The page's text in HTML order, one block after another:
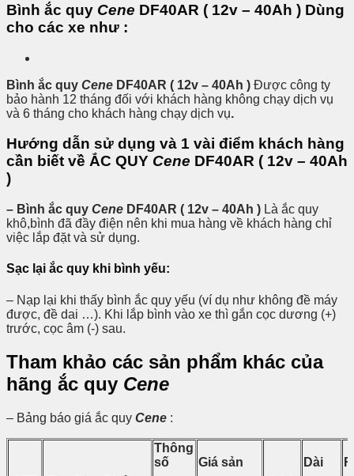
Bình ắc quy Cene DF40AR ( 12v – 40Ah ) Dùng
cho các xe như :
Bình ắc quy Cene DF40AR ( 12v – 40Ah ) Được công ty
bảo hành 12 tháng đối với khách hàng không chạy dịch vụ
và 6 tháng cho khách hàng chạy dịch vụ.
Hướng dẫn sử dụng và 1 vài điểm khách hàng
cần biết về ẮC QUY Cene DF40AR ( 12v – 40Ah
)
– Bình ắc quy Cene DF40AR ( 12v – 40Ah ) Là ắc quy
khô,bình đã đầy điện nên khi mua hàng về khách hàng chỉ
việc lắp đặt và sử dụng.
Sạc lại ắc quy khi bình yếu:
– Nạp lại khi thấy bình ắc quy yếu (ví dụ như không đề máy
được, đề dai …). Khi lắp bình vào xe thì gắn cọc dương (+)
trước, cọc âm (-) sau.
Tham khảo các sản phẩm khác của
hãng ắc quy Cene
– Bảng báo giá ắc quy Cene :
Thông
số
Giá sản
Dài